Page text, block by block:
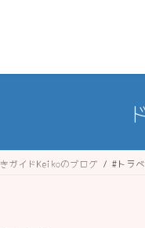
ガイドKeikoのブログ #トラ